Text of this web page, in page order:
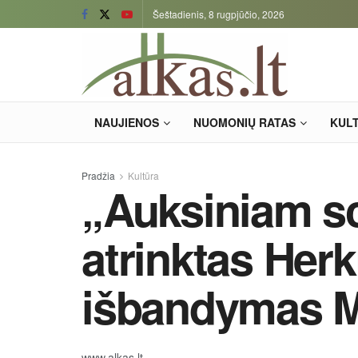
Šeštadienis, 8 rugpjūčio, 2026
NAUJIENOS NUOMONIŲ RATAS
Pradžia Kultūra
„Auksiniam
atrinktas
išbandymas